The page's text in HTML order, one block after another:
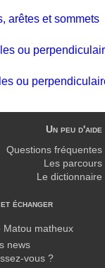
arêtes et sommets
ou
ou
échanger
Matou matheux
news
vous ?
Un peu d'aide
Questions fréquentes
Les parcours
Le dictionnaire